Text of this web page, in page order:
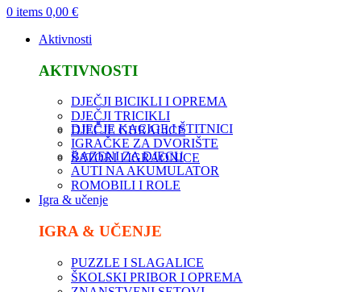
0 items 0,00 €
Aktivnosti
AKTIVNOSTI
DJEČJI BICIKLI I OPREMA
DJEČJI TRICIKLI
DJEČJE GURALICE
DJEČJE KACIGE I ŠTITNICI
IGRAČKE ZA DVORIŠTE
ŠATORI I IGRAONICE
BAZENI ZA DJECU
AUTI NA AKUMULATOR
ROMOBILI I ROLE
Igra & učenje
IGRA & UČENJE
PUZZLE I SLAGALICE
ŠKOLSKI PRIBOR I OPREMA